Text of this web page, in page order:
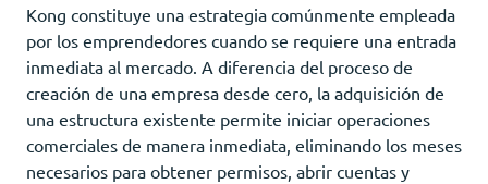
Kong constituye una estrategia comúnmente empleada
por los emprendedores cuando se requiere una entrada
inmediata al mercado. A diferencia del proceso de
creación de una empresa desde cero, la adquisición de
una estructura existente permite iniciar operaciones
comerciales de manera inmediata, eliminando los meses
necesarios para obtener permisos, abrir cuentas y